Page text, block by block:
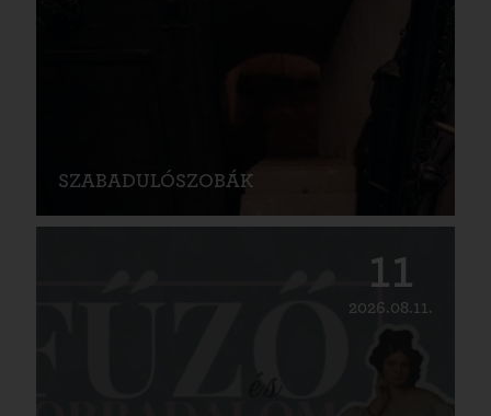
SZABADULÓSZOBÁK
11
2026.08.11.